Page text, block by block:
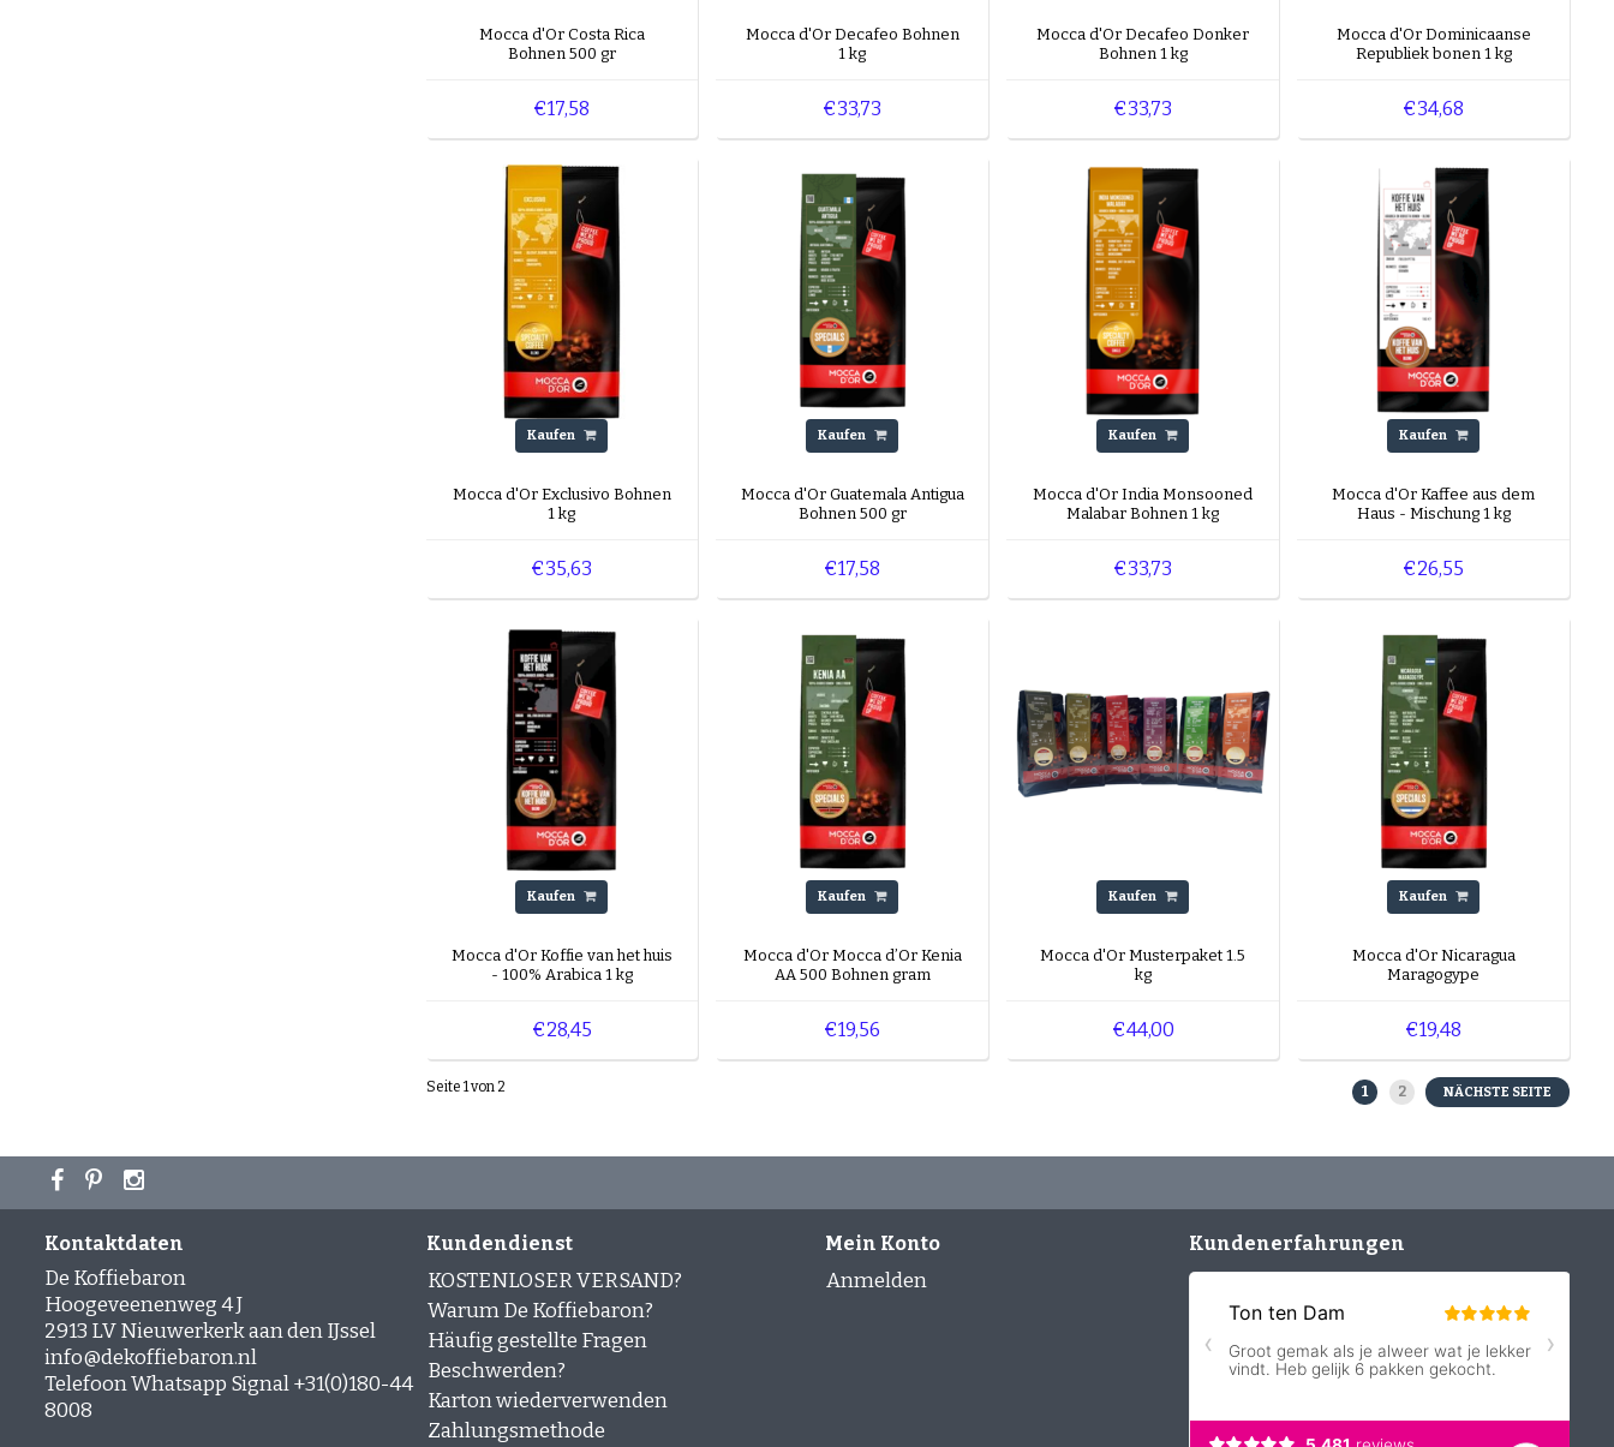
Mocca d'Or Costa Rica
Bohnen 500 gr
€17,58
Mocca d'Or Decafeo Bohnen
1 kg
€33,73
Mocca d'Or Decafeo Donker
Bohnen 1 kg
€33,73
Mocca d'Or Dominicaanse
Republiek bonen 1 kg
€34,68
Kaufen
Mocca d'Or Exclusivo Bohnen
1 kg
€35,63
Kaufen
Mocca d'Or Guatemala Antigua
Bohnen 500 gr
€17,58
Kaufen
Mocca d'Or India Monsooned
Malabar Bohnen 1 kg
€33,73
Kaufen
Mocca d'Or Kaffee aus dem
Haus - Mischung 1 kg
€26,55
Kaufen
Mocca d'Or Koffie van het huis
- 100% Arabica 1 kg
€28,45
Kaufen
Mocca d'Or Mocca d’Or Kenia
AA 500 Bohnen gram
€19,56
Kaufen
Mocca d'Or Musterpaket 1.5
kg
€44,00
Kaufen
Mocca d'Or Nicaragua
Maragogype
€19,48
Seite 1 von 2 1 2 NÄCHSTE SEITE
Kontaktdaten
De Koffiebaron
Hoogeveenenweg 4 J
2913 LV Nieuwerkerk aan den IJssel
info@dekoffiebaron.nl
Telefoon Whatsapp Signal +31(0)180-44
8008
Kundendienst
KOSTENLOSER VERSAND?
Warum De Koffiebaron?
Häufig gestellte Fragen
Beschwerden?
Karton wiederverwenden
Zahlungsmethode
Mein Konto
Anmelden
Kundenerfahrungen